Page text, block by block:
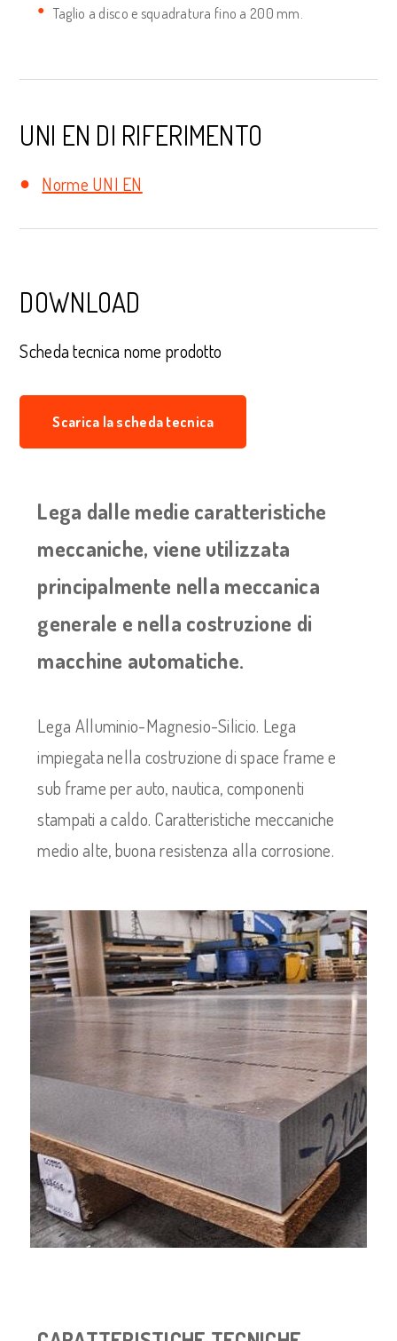
Taglio a disco e squadratura fino a 200 mm.
UNI EN DI RIFERIMENTO
Norme UNI EN
DOWNLOAD
Scheda tecnica nome prodotto
Scarica la scheda tecnica
Lega dalle medie caratteristiche
meccaniche, viene utilizzata
principalmente nella meccanica
generale e nella costruzione di
macchine automatiche.
Lega Alluminio-Magnesio-Silicio. Lega
impiegata nella costruzione di space frame e
sub frame per auto, nautica, componenti
stampati a caldo. Caratteristiche meccaniche
medio alte, buona resistenza alla corrosione.